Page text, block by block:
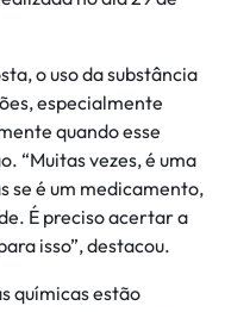
o uso da substância
especialmente
quando esse
“Muitas vezes, é uma
se é um medicamento,
É preciso acertar a
isso”, destacou.
químicas estão